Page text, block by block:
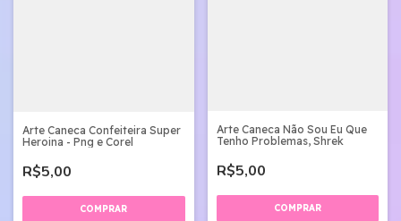
Arte Caneca Confeiteira Super
Heroina - Png e Corel
R$5,00
Arte Caneca Não Sou Eu Que
Tenho Problemas, Shrek
R$5,00